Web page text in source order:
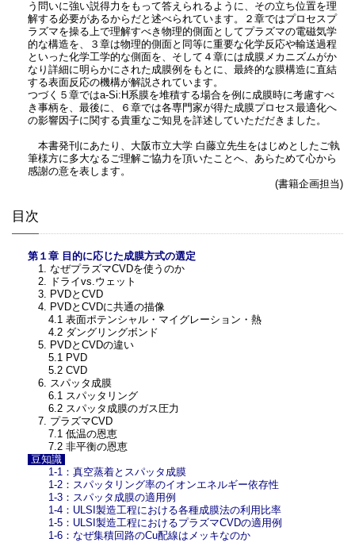
う問いに強い説得力をもって答えられるように、その立ち位置を理
解する必要があるからだと述べられています。２章ではプロセスプ
ラズマを操る上で理解すべき物理的側面としてプラズマの電磁気学
的な構造を、３章は物理的側面と同等に重要な化学反応や輸送過程
といった化学工学的な側面を、そして４章には成膜メカニズムがか
なり詳細に明らかにされた成膜例をもとに、最終的な膜構造に直結
する表面反応の機構が解説されています。
つづく５章ではa-Si:H系膜を堆積する場合を例に成膜時に考慮すべ
き事柄を、最後に、６章では各専門家が得た成膜プロセス最適化へ
の影響因子に関する貴重なご知見を詳述していただだきました。
本書発刊にあたり、大阪市立大学 白藤立先生をはじめとしたご執
筆様方に多大なるご理解ご協力を頂いたことへ、あらためて心から
感謝の意を表します。
(書籍企画担当)
目次
第１章 目的に応じた成膜方式の選定
1. なぜプラズマCVDを使うのか
2. ドライvs.ウェット
3. PVDとCVD
4. PVDとCVDに共通の描像
4.1 表面ポテンシャル・マイグレーション・熱
4.2 ダングリングボンド
5. PVDとCVDの違い
5.1 PVD
5.2 CVD
6. スパッタ成膜
6.1 スパッタリング
6.2 スパッタ成膜のガス圧力
7. プラズマCVD
7.1 低温の恩恵
7.2 非平衡の恩恵
豆知識
1-1：真空蒸着とスパッタ成膜
1-2：スパッタリング率のイオンエネルギー依存性
1-3：スパッタ成膜の適用例
1-4：ULSI製造工程における各種成膜法の利用比率
1-5：ULSI製造工程におけるプラズマCVDの適用例
1-6：なぜ集積回路のCu配線はメッキなのか